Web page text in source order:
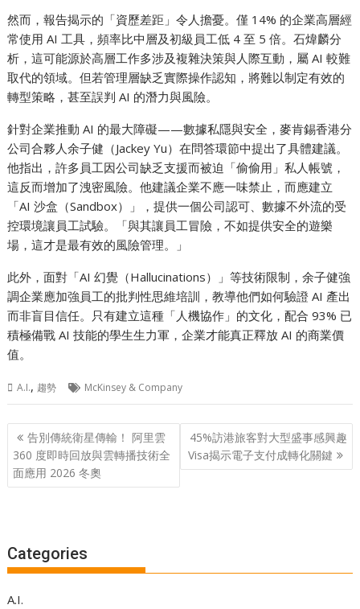
然而，報告揭示的「資歷差距」令人擔憂。僅 14% 的企業高層經
常使用 AI 工具，頻率比中層及初級員工低 4 至 5 倍。石煒麟分
析，這可能源於高層工作多涉及複雜決策與人際互動，屬 AI 較難
取代的領域。但若管理層缺乏實際操作認知，將難以制定有效的
轉型策略，甚至誤判 AI 的潛力與風險。
針對企業推動 AI 的最大障礙——數據私隱與安全，麥肯錫香港分
公司合夥人余子健（Jackey Yu）在問答環節中提出了具體建議。
他指出，許多員工因公司缺乏支援而被迫「偷偷用」私人帳號，
這反而增加了洩密風險。他建議企業不應一味禁止，而應建立
「AI 沙盒（Sandbox）」，提供一個公司認可、數據不外流的受
控環境讓員工試驗。「與其讓員工冒險，不如提供安全的遊樂
場，這才是最有效的風險管理。」
此外，面對「AI 幻覺（Hallucinations）」等技術限制，余子健強
調企業應加強員工的批判性思維培訓，教導他們如何驗證 AI 產出
而非盲目信任。只有建立這種「人機協作」的文化，配合 93% 已
積極備戰 AI 技能的學生生力軍，企業才能真正釋放 AI 的商業價
值。
A.I., 趨勢 McKinsey & Company
Post
navigation
告別傳統衛星傳輸！ 阿里雲
360 度即時回放與雲轉播技術全
面應用 2026 冬奧
45%訪港旅客對大型盛事感興趣
Visa揭示電子支付成轉化關鍵
Categories
A.I.